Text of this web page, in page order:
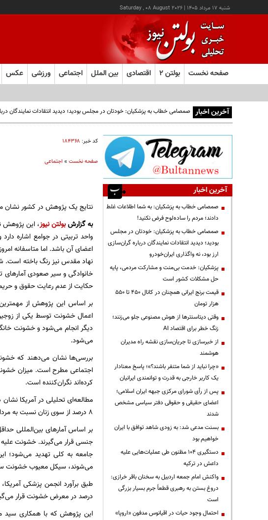
شنبه ۱۷ مرداد ۱۴۰۵ |
Saturday , 08 August 2026
صفحه نخست بولتن ۲ اقتصادی بین الملل اجتماعی ورزشی عکس
آخرین اخبار صمصامی خطاب به پزشکیان: خودتان در مجلس بودید؛ دیدید انتقادات نمایندگان
کد خبر: ۱۸۴۳۶۸
صفحه نخست» اجتماعی
نتایج یک پژوهش در کشور نشان
به گزارشبولتن نیوز، این پژوهش
واحد تربیتی در جوامع اشاره
اعضای آن باشد. اما متاسفانه
نهاد مقدس نیز رنگ باخته است.
خانوادگی و سیر صعودی آمارهای
حکایت از عدم رعایت حقوق و
بر اساس این پژوهش از
اعمال خشونت توسط یکی از
دیگر انجام می‌شود و خشونت
می‌شود.
بررسی‌ها نشان می‌دهند که
اجتماعی مطرح است. میزان
کرده‌اند نگران‌کننده است.
8 درصد از سوی زنان نسبت به مردان و 2-3 درصد هم دو جانبه بوده است.
بر اساس آمارهای بین‌المللی
جنسی قرار می‌گیرند. خشونت
جامعه به کلی تهدید می‌شود؛
می‌شوند، سیکل معیوب خشونت
درصد در معرض خشونت قرار
این پژوهش که با همکاری سید
آخرین اخبار
صمصامی خطاب به پزشکیان: به شما اطلاعات غلط
دادند؛ مردم را ساده‌لوح فرض نکنید!
صمصامی خطاب به پزشکیان: خودتان در مجلس
بودید؛ دیدید انتقادات نمایندگان درباره گران‌سازی
ارز بود، نه واگذاری ایران‌خودرو
پزشکیان: خدمت بی‌منت و مشارکت مردمی، پایه
حل مشکلات کشور است
قیمت‌ برنج ایرانی همچنان در کانال ۴۵۰ تا ۵۵۰
هزار تومان
وقتی دیتاسنترها از هوش مصنوعی جلو می‌زنند؛
زنگ خطر برای اقتصاد AI
از خبرسازی تا جریان‌سازی نقشه راه مدیران
هوشمند
«چرا نباید از شما متنفر باشند؟»؛ پاسخ معنادار
یک کاربر خارجی به قدرت و توانمندی ایرانیان
پس از رأی شورای مرکزی جبهه ایران اسلامی؛
اعضای حقیقی و حقوقی دفتر سیاسی مشخص
شدند
بسنت مدعی شد: به زودی شاهد توافق با ایران
خواهیم بود
دستگیری ۱۰۴ مظنون طی عملیات‌هایی علیه
داعش در ترکیه
واکنش امام جمعه اردبیل به سخنان باقر خرازی:
دروغ بستن به رهبری قطعاً جرم بسیار بزرگی
است
احتمال وجود حیات در اقیانوس مدفون «اروپا»